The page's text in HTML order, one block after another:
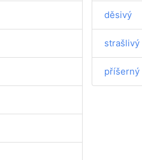
děsivý
strašlivý
příšerný